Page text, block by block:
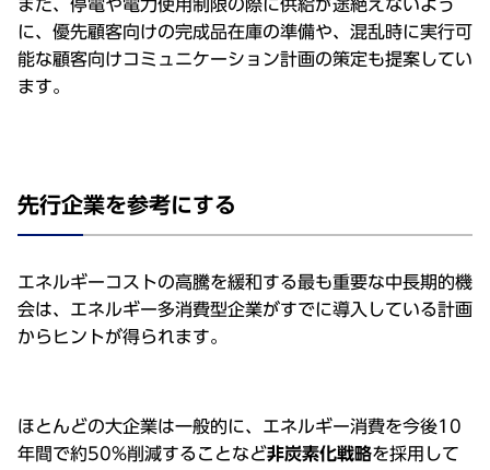
また、停電や電⼒使⽤制限の際に供給が途絶えないよう
に、優先顧客向けの完成品在庫の準備や、混乱時に実⾏可
能な顧客向けコミュニケーション計画の策定も提案してい
ます。
先⾏企業を参考にする
エネルギーコストの⾼騰を緩和する最も重要な中⻑期的機
会は、エネルギー多消費型企業がすでに導⼊している計画
からヒントが得られます。
ほとんどの⼤企業は⼀般的に、エネルギー消費を今後10
年間で約50%削減することなど⾮炭素化戦略を採⽤して